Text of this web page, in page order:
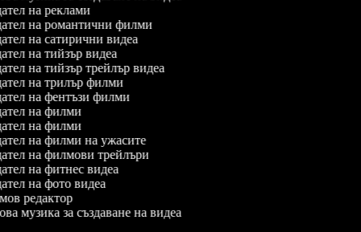
на реклами
на романтични филми
на сатирични видеа
на тийзър видеа
на тийзър трейлър видеа
на трилър филми
на фентъзи филми
на филми
на филми
на филми на ужасите
на филмови трейлъри
на фитнес видеа
на фото видеа
редактор
музика за създаване на видеа